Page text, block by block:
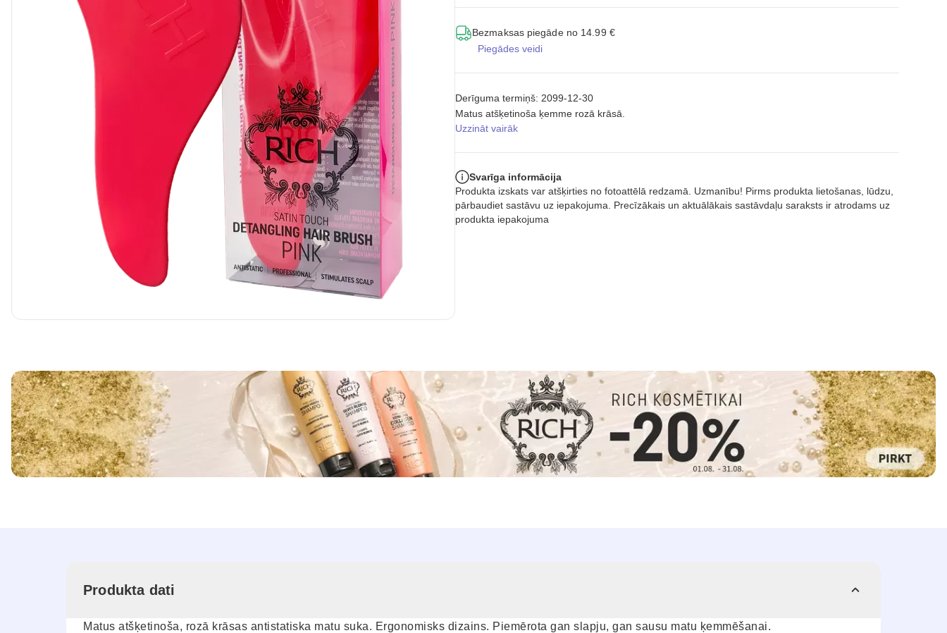
Bezmaksas piegāde no 14.99 €
Piegādes veidi
Derīguma termiņš: 2099-12-30
Matus atšķetinoša ķemme rozā krāsā.
Uzzināt vairāk
Svarīga informācija
Produkta izskats var atšķirties no fotoattēlā redzamā. Uzmanību! Pirms produkta lietošanas, lūdzu,
pārbaudiet sastāvu uz iepakojuma. Precīzākais un aktuālākais sastāvdaļu saraksts ir atrodams uz
produkta iepakojuma
Produkta dati
Matus atšķetinoša, rozā krāsas antistatiska matu suka. Ergonomisks dizains. Piemērota gan slapju, gan sausu matu ķemmēšanai.